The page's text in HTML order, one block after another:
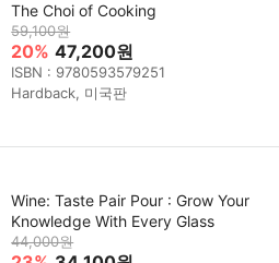
The Choi of Cooking
59,100원
20% 47,200원
ISBN : 9780593579251
Hardback, 미국판
Wine: Taste Pair Pour : Grow Your
Knowledge With Every Glass
44,000원